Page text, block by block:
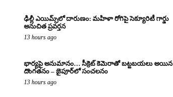
ఢిల్లీ ఎయిమ్స్‌లో దారుణం: మహిళా రోగిపై సెక్యూరిటీ గార్డు
అనుచిత ప్రవర్తన
13 hours ago
భార్యపై అనుమానం… సీక్రెట్ కెమెరాతో బట్టబయలు అయిన
దొంగతనం – జైపూర్‌లో సంచలనం
13 hours ago